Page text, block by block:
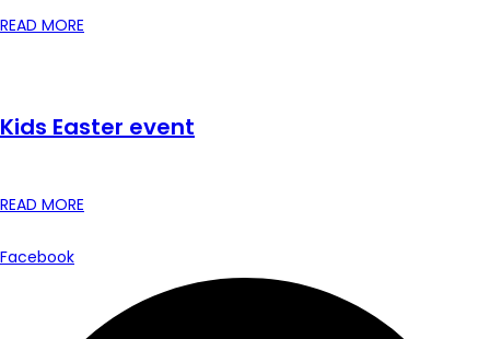
READ MORE
Kids Easter event
READ MORE
Facebook